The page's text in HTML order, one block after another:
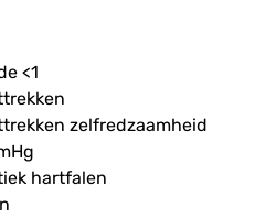
<1
zelfredzaamheid
hartfalen